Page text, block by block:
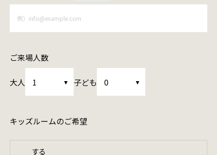
ご来場人数
大人 子ども
キッズルームのご希望
する